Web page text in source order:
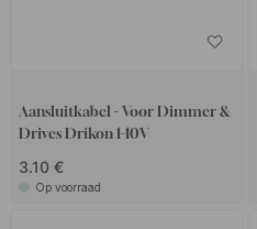
Aansluitkabel - Voor Dimmer &
Drives Drikon 1-10V
3.10 €
Op voorraad